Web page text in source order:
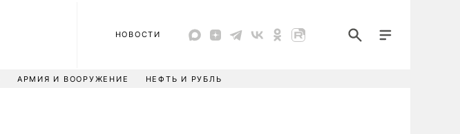
НОВОСТИ
АРМИЯ И ВООРУЖЕНИЕ НЕФТЬ И РУБЛЬ